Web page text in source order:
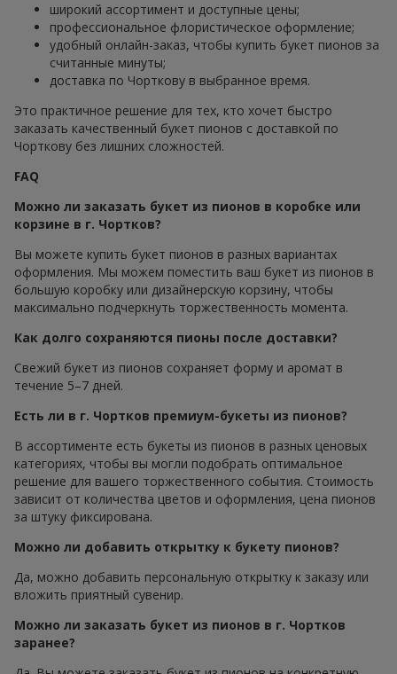
широкий ассортимент и доступные цены;
профессиональное флористическое оформление;
удобный онлайн-заказ, чтобы купить букет пионов за
считанные минуты;
доставка по Чорткову в выбранное время.
Это практичное решение для тех, кто хочет быстро
заказать качественный букет пионов с доставкой по
Чорткову без лишних сложностей.
FAQ
Можно ли заказать букет из пионов в коробке или
корзине в г. Чортков?
Вы можете купить букет пионов в разных вариантах
оформления. Мы можем поместить ваш букет из пионов в
большую коробку или дизайнерскую корзину, чтобы
максимально подчеркнуть торжественность момента.
Как долго сохраняются пионы после доставки?
Свежий букет из пионов сохраняет форму и аромат в
течение 5–7 дней.
Есть ли в г. Чортков премиум-букеты из пионов?
В ассортименте есть букеты из пионов в разных ценовых
категориях, чтобы вы могли подобрать оптимальное
решение для вашего торжественного события. Стоимость
зависит от количества цветов и оформления, цена пионов
за штуку фиксирована.
Можно ли добавить открытку к букету пионов?
Да, можно добавить персональную открытку к заказу или
вложить приятный сувенир.
Можно ли заказать букет из пионов в г. Чортков
заранее?